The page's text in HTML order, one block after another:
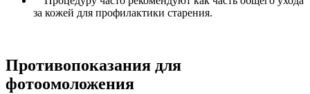
за кожей для профилактики старения.
Противопоказания для
фотоомоложения